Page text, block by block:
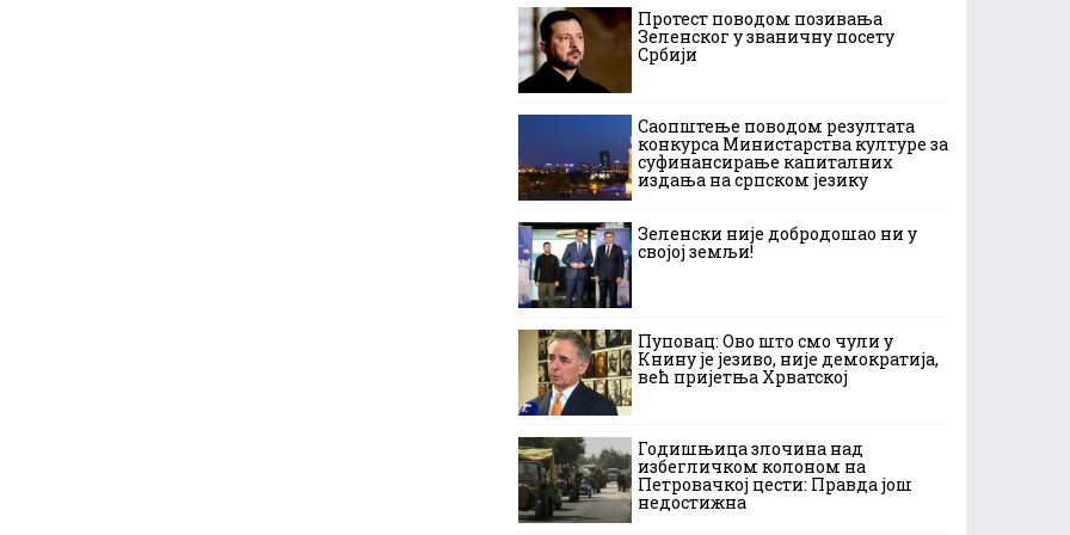
Протест поводом позивања
Зеленског у званичну посету
Србији
Саопштење поводом резултата
конкурса Министарства културе за
суфинансирање капиталних
издања на српском језику
Зеленски није добродошао ни у
својој земљи!
Пуповац: Ово што смо чули у
Книну је језиво, није демократија,
већ пријетња Хрватској
Годишњица злочина над
избегличком колоном на
Петровачкој цести: Правда још
недостижна